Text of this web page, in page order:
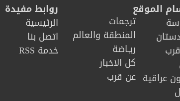
الموقع
عراقية
ترجمات
المنطقة والعالم
ريـاضة
كل الاخبار
عن قرب
روابط مفيدة
الرئيسية
اتصل بنا
خدمة RSS